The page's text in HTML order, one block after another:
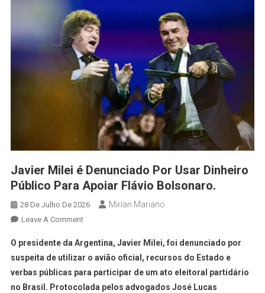
Javier Milei é Denunciado Por Usar Dinheiro
Público Para Apoiar Flávio Bolsonaro.
28 De Julho De 2026 Mirian Mariano
Leave A Comment
O presidente da Argentina, Javier Milei, foi denunciado por
suspeita de utilizar o avião oficial, recursos do Estado e
verbas públicas para participar de um ato eleitoral partidário
no Brasil. Protocolada pelos advogados José Lucas